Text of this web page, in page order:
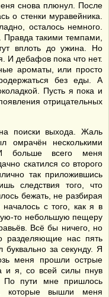
снова плюнул. После
о стенки муравейника.
осталось немного.
такими темпами,
вплоть до ужина. Но
И дебафов пока что нет.
ароматы, или просто
без еды. А
Пусть я пока и
отрицательных
поиски выхода. Жаль
омрачён несколькими
И больше всего меня
скатился со второго
так приложившись
следствия того, что
бежать, не разбирая
с того, как я в
то небольшую пещеру
Всё бы ничего, но
разделяющие нас пять
за секунду. Я
меня прошли острые
и я, со всей силы пнув
По пути мне пришлось
которые вышли меня